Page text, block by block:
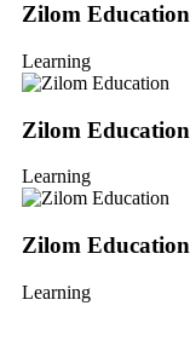
Zilom Education
Learning
Zilom Education
Learning
Zilom Education
Learning